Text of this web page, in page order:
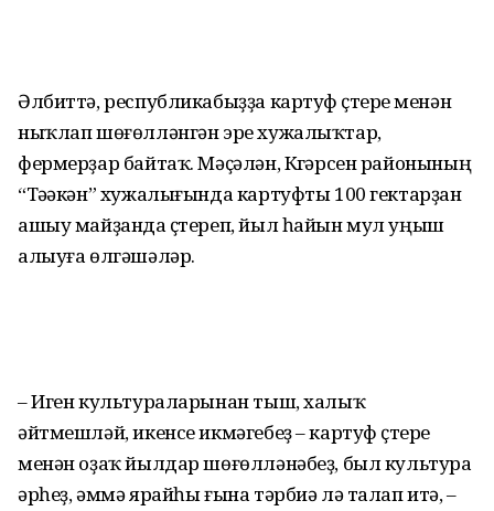
Әлбиттә, республикабыҙҙа картуф үҫтереү менән
ныҡлап шөғөлләнгән эре хужалыҡтар,
фермерҙар байтаҡ. Мәҫәлән, Күгәрсен районының
“Тәүәкән” хужалығында картуфты 100 гектарҙан
ашыу майҙанда үҫтереп, йыл һайын мул уңыш
алыуға өлгәшәләр.
– Иген культураларынан тыш, халыҡ
әйтмешләй, икенсе икмәгебеҙ – картуф үҫтереү
менән оҙаҡ йылдар шөғөлләнәбеҙ, был культура
әрһеҙ, әммә ярайһы ғына тәрбиә лә талап итә, –